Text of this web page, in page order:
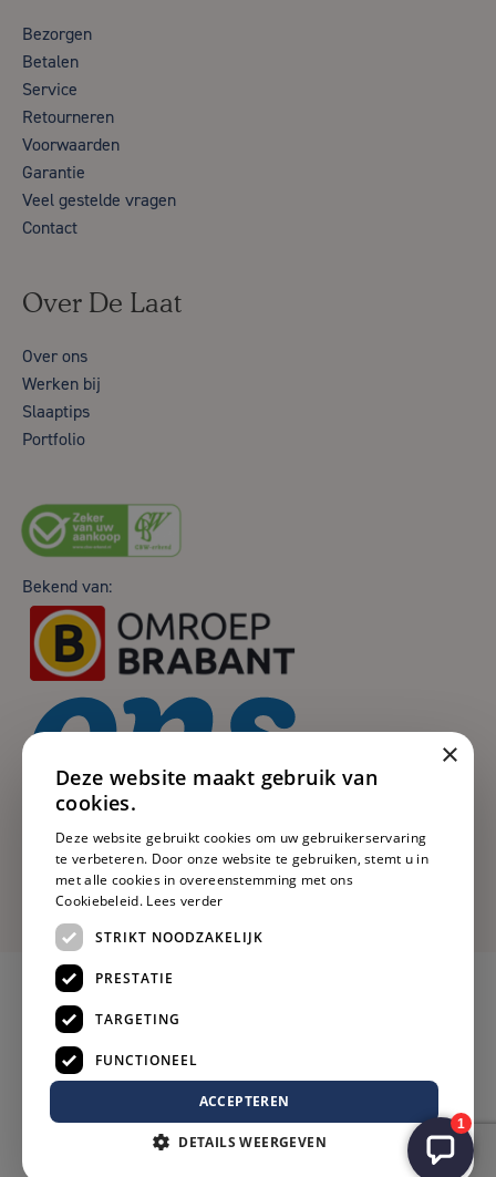
Bezorgen
Betalen
Service
Retourneren
Voorwaarden
Garantie
Veel gestelde vragen
Contact
Over De Laat
Over ons
Werken bij
Slaaptips
Portfolio
Bekend van:
×
Deze website maakt gebruik van
cookies.
Deze website gebruikt cookies om uw gebruikerservaring
te verbeteren. Door onze website te gebruiken, stemt u in
met alle cookies in overeenstemming met ons
Cookiebeleid. Lees verder
STRIKT NOODZAKELIJK
PRESTATIE
TARGETING
FUNCTIONEEL
ACCEPTEREN
DETAILS WEERGEVEN